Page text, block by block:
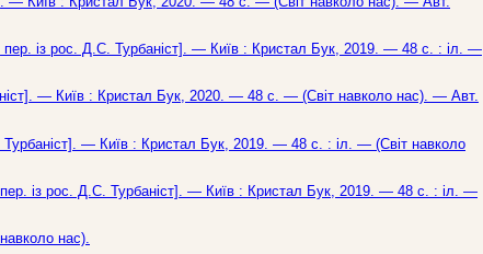
із рос. Д.С. Турбаніст]. — Київ : Кристал Бук, 2019. — 48 с. : іл. —
— Київ : Кристал Бук, 2020. — 48 с. — (Світ навколо нас). — Авт.
— Київ : Кристал Бук, 2019. — 48 с. : іл. — (Світ навколо
із рос. Д.С. Турбаніст]. — Київ : Кристал Бук, 2019. — 48 с. : іл. —
нас).